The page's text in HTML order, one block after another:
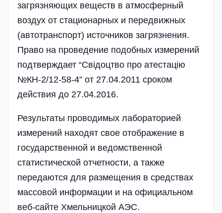
загрязняющих веществ в атмосферный
воздух от стационарных и передвижных
(автотранспорт) источников загрязнения.
Право на проведение подобных измерений
подтверждает “Свідоцтво про атестацію
№КН-2/12-58-4” от 27.04.2011 сроком
действия до 27.04.2016.
Результаты проводимых лабораторией
измерений находят свое отображение в
государственной и ведомственной
статистической отчетности, а также
передаются для размещения в средствах
массовой информации и на официальном
веб-сайте Хмельницкой АЭС.